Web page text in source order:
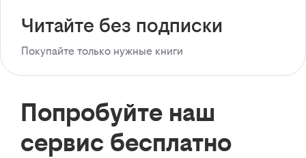
Читайте без подписки
Покупайте только нужные книги
Попробуйте наш
сервис бесплатно